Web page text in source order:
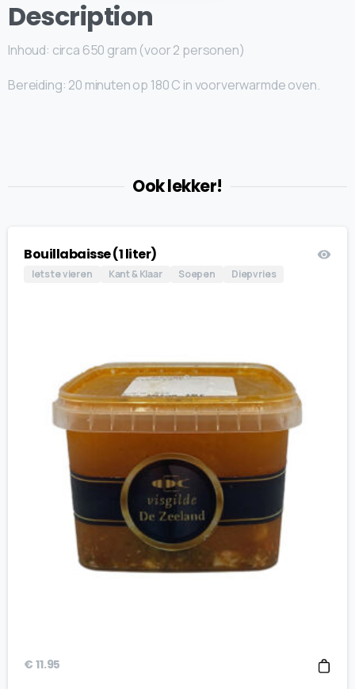
Description
Inhoud: circa 650 gram (voor 2 personen)
Bereiding: 20 minuten op 180 C in voorverwarmde oven.
Ook lekker!
Bouillabaisse (1 liter)
Iets te vieren Kant & Klaar Soepen Diepvries
€ 11.95